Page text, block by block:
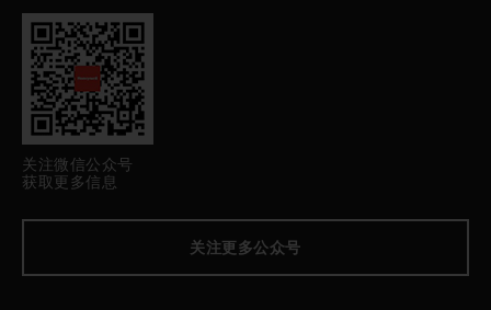
关注微信公众号
获取更多信息
关注更多公众号